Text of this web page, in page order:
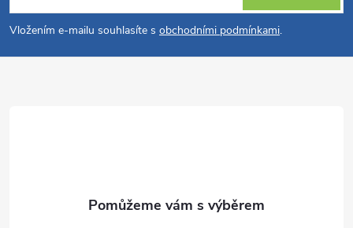
p
a
Vložením e-mailu souhlasíte s obchodními podmínkami.